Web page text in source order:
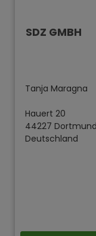
SDZ GMBH
Tanja Maragna
Hauert 20
44227 Dortmund
Deutschland